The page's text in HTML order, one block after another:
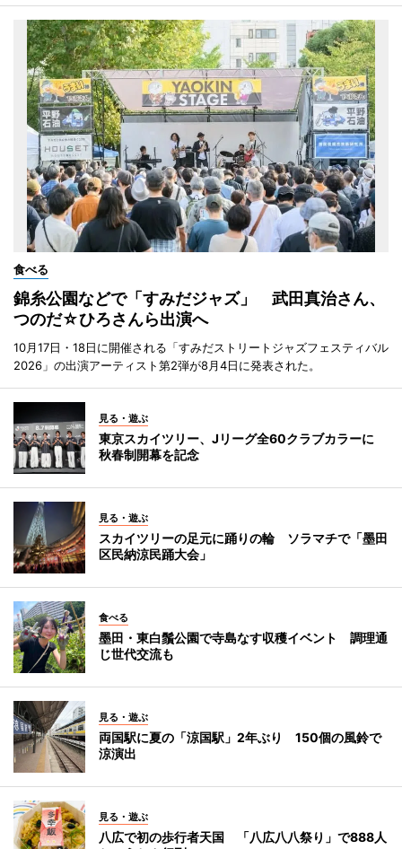
食べる
錦糸公園などで「すみだジャズ」 武田真治さん、
つのだ☆ひろさんら出演へ
10月17日・18日に開催される「すみだストリートジャズフェスティバル
2026」の出演アーティスト第2弾が8月4日に発表された。
見る・遊ぶ
東京スカイツリー、Jリーグ全60クラブカラーに
秋春制開幕を記念
見る・遊ぶ
スカイツリーの足元に踊りの輪 ソラマチで「墨田
区民納涼民踊大会」
食べる
墨田・東白鬚公園で寺島なす収穫イベント 調理通
じ世代交流も
見る・遊ぶ
両国駅に夏の「涼国駅」2年ぶり 150個の風鈴で
涼演出
見る・遊ぶ
八広で初の歩行者天国 「八広八八祭り」で888人